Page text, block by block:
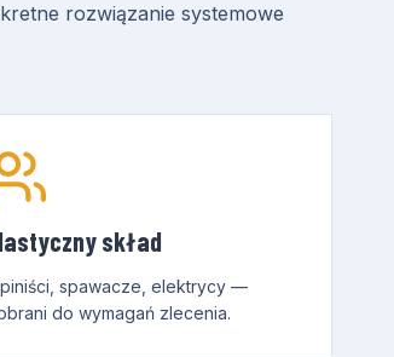
rozwiązanie systemowe
skład
spawacze, elektrycy —
do wymagań zlecenia.